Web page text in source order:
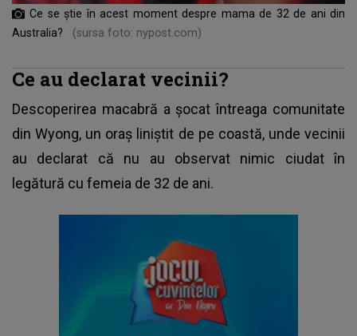
Ce se știe în acest moment despre mama de 32 de ani din
Australia?
(sursa foto: nypost.com)
Ce au declarat vecinii?
Descoperirea macabră a șocat întreaga comunitate
din Wyong, un oraș liniștit de pe coastă, unde vecinii
au declarat că nu au observat nimic ciudat în
legătură cu femeia de 32 de ani.